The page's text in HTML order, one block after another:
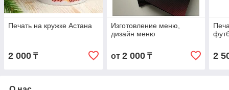
Печать на кружке Астана
2 000 ₸
Изготовление меню,
дизайн меню
от 2 000₸ 2